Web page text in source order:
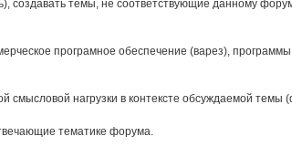
создавать темы, не соответствующие данному
програмное обеспечение (варез),
смысловой нагрузки в контексте обсуждаемой темы
тематике форума.